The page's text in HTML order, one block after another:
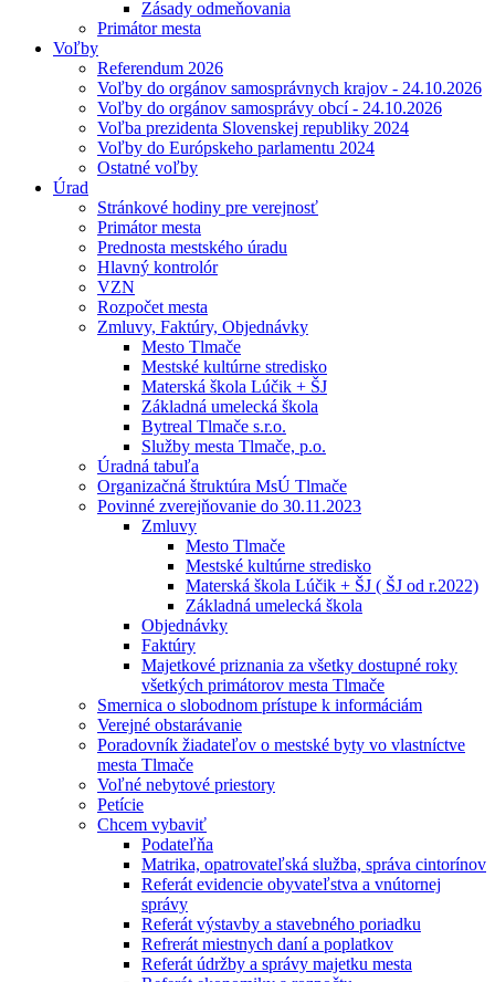
Zásady odmeňovania
Primátor mesta
Voľby
Referendum 2026
Voľby do orgánov samosprávnych krajov - 24.10.2026
Voľby do orgánov samosprávy obcí - 24.10.2026
Voľba prezidenta Slovenskej republiky 2024
Voľby do Európskeho parlamentu 2024
Ostatné voľby
Úrad
Stránkové hodiny pre verejnosť
Primátor mesta
Prednosta mestského úradu
Hlavný kontrolór
VZN
Rozpočet mesta
Zmluvy, Faktúry, Objednávky
Mesto Tlmače
Mestské kultúrne stredisko
Materská škola Lúčik + ŠJ
Základná umelecká škola
Bytreal Tlmače s.r.o.
Služby mesta Tlmače, p.o.
Úradná tabuľa
Organizačná štruktúra MsÚ Tlmače
Povinné zverejňovanie do 30.11.2023
Zmluvy
Mesto Tlmače
Mestské kultúrne stredisko
Materská škola Lúčik + ŠJ ( ŠJ od r.2022)
Základná umelecká škola
Objednávky
Faktúry
Majetkové priznania za všetky dostupné roky
všetkých primátorov mesta Tlmače
Smernica o slobodnom prístupe k informáciám
Verejné obstarávanie
Poradovník žiadateľov o mestské byty vo vlastníctve
mesta Tlmače
Voľné nebytové priestory
Petície
Chcem vybaviť
Podateľňa
Matrika, opatrovateľská služba, správa cintorínov
Referát evidencie obyvateľstva a vnútornej
správy
Referát výstavby a stavebného poriadku
Refrerát miestnych daní a poplatkov
Referát údržby a správy majetku mesta